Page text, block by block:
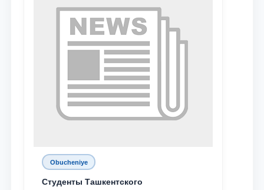
Obucheniye
Студенты Ташкентского